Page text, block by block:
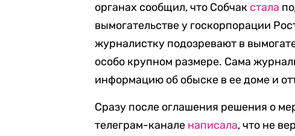
органах сообщил, что Собчак стала
вымогательстве у госкорпорации
журналистку подозревают в
особо крупном размере. Сама
информацию об обыске в ее доме и
Сразу после оглашения решения о
телеграм-канале написала, что не